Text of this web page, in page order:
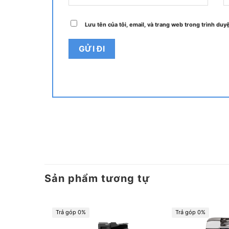
Máy Photocopy RICOH MP 405
One Drive thông qua đám mây. Để in, nó bao
Vì mục đích bảo mật, nó bảo vệ khỏi truy cập
Hoạt động nhanh chóng và hiệu quả
Lưu tên của tôi, email, và trang web trong trình
Sản phẩm tương tự
Trả góp 0% Trả góp 0%